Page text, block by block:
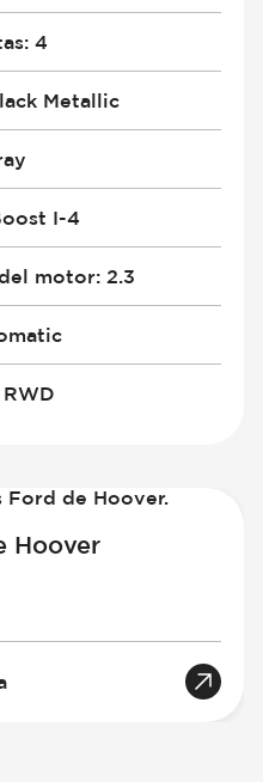
: 4
Metallic
I-4
motor: 2.3
RWD
Hoover